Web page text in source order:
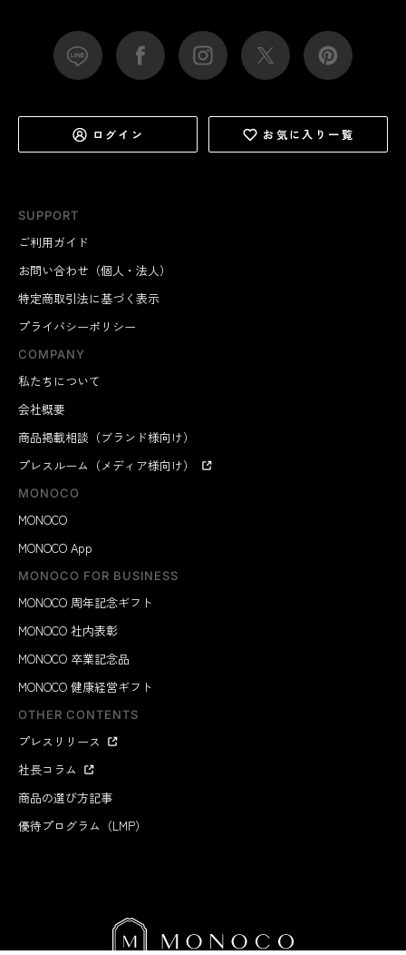
SUPPORT
ご利用ガイド
お問い合わせ（個人・法人）
特定商取引法に基づく表示
プライバシーポリシー
COMPANY
私たちについて
会社概要
商品掲載相談（ブランド様向け）
プレスルーム（メディア様向け）
MONOCO
MONOCO
MONOCO App
MONOCO FOR BUSINESS
MONOCO 周年記念ギフト
MONOCO 社内表彰
MONOCO 卒業記念品
MONOCO 健康経営ギフト
OTHER CONTENTS
プレスリリース
社長コラム
商品の選び方記事
優待プログラム（LMP）
ログイン お気に入り一覧